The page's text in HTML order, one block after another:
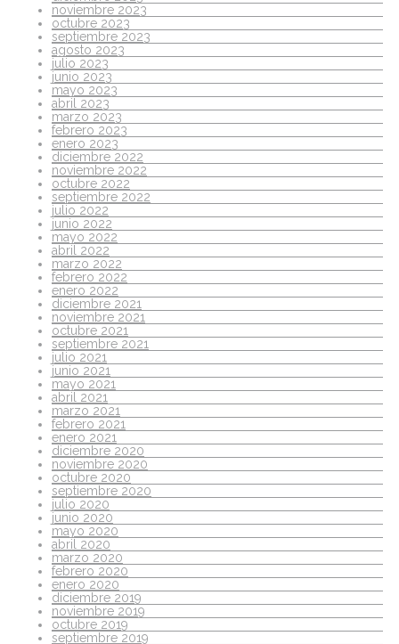
noviembre 2023
octubre 2023
septiembre 2023
agosto 2023
julio 2023
junio 2023
mayo 2023
abril 2023
marzo 2023
febrero 2023
enero 2023
diciembre 2022
noviembre 2022
octubre 2022
septiembre 2022
julio 2022
junio 2022
mayo 2022
abril 2022
marzo 2022
febrero 2022
enero 2022
diciembre 2021
noviembre 2021
octubre 2021
septiembre 2021
julio 2021
junio 2021
mayo 2021
abril 2021
marzo 2021
febrero 2021
enero 2021
diciembre 2020
noviembre 2020
octubre 2020
septiembre 2020
julio 2020
junio 2020
mayo 2020
abril 2020
marzo 2020
febrero 2020
enero 2020
diciembre 2019
noviembre 2019
octubre 2019
septiembre 2019